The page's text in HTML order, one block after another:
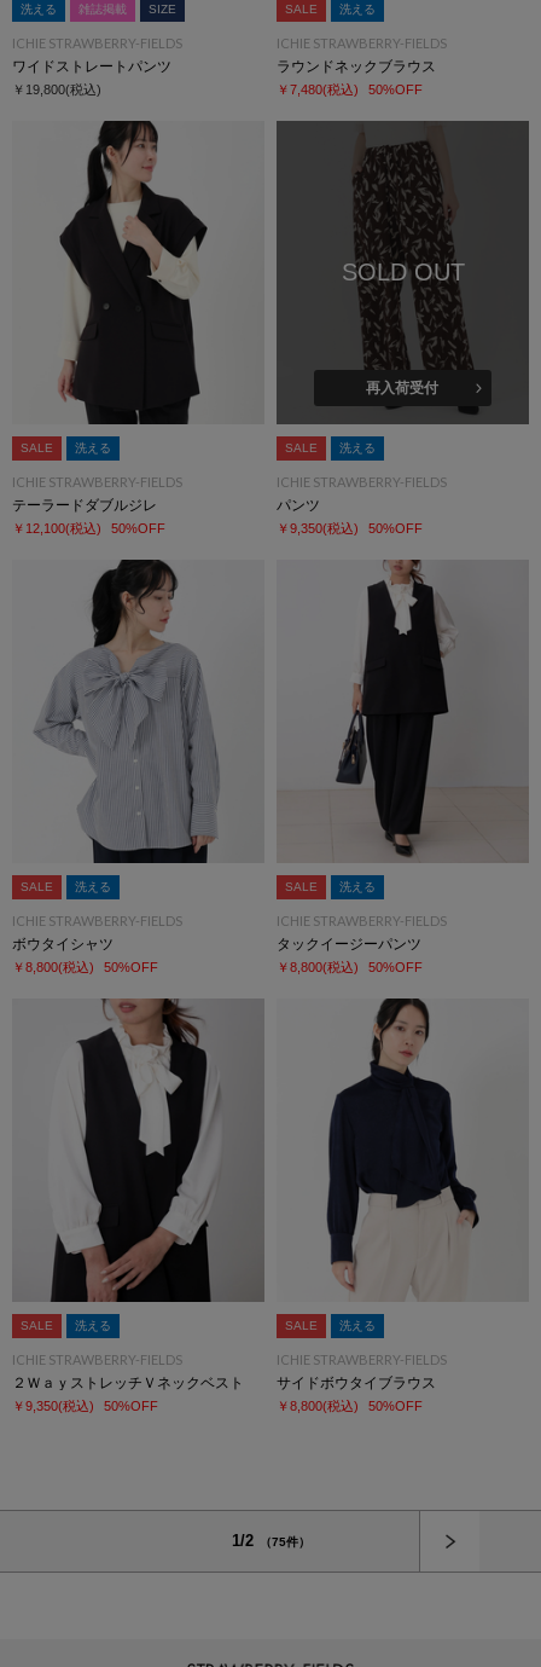
洗える 雑誌掲載 SIZE
ICHIE STRAWBERRY-FIELDS
ワイドストレートパンツ
￥19,800(税込)
SALE 洗える
ICHIE STRAWBERRY-FIELDS
ラウンドネックブラウス
￥7,480(税込) 50%OFF
SALE 洗える
ICHIE STRAWBERRY-FIELDS
テーラードダブルジレ
￥12,100(税込) 50%OFF
SOLD OUT
再入荷受付
SALE 洗える
ICHIE STRAWBERRY-FIELDS
パンツ
￥9,350(税込) 50%OFF
SALE 洗える
ICHIE STRAWBERRY-FIELDS
ボウタイシャツ
￥8,800(税込) 50%OFF
SALE 洗える
ICHIE STRAWBERRY-FIELDS
タックイージーパンツ
￥8,800(税込) 50%OFF
SALE 洗える
ICHIE STRAWBERRY-FIELDS
２ＷａｙストレッチＶネックベスト
￥9,350(税込) 50%OFF
SALE 洗える
ICHIE STRAWBERRY-FIELDS
サイドボウタイブラウス
￥8,800(税込) 50%OFF
1/2 （75件）